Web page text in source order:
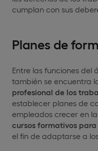
cumplan con sus
Planes de
Entre las funciones del
también se encuentra
profesional de los
establecer planes de
empleados crecer en
cursos formativos
el fin de adaptarse a